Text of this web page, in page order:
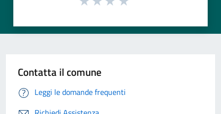
Contatta il comune
Leggi le domande frequenti